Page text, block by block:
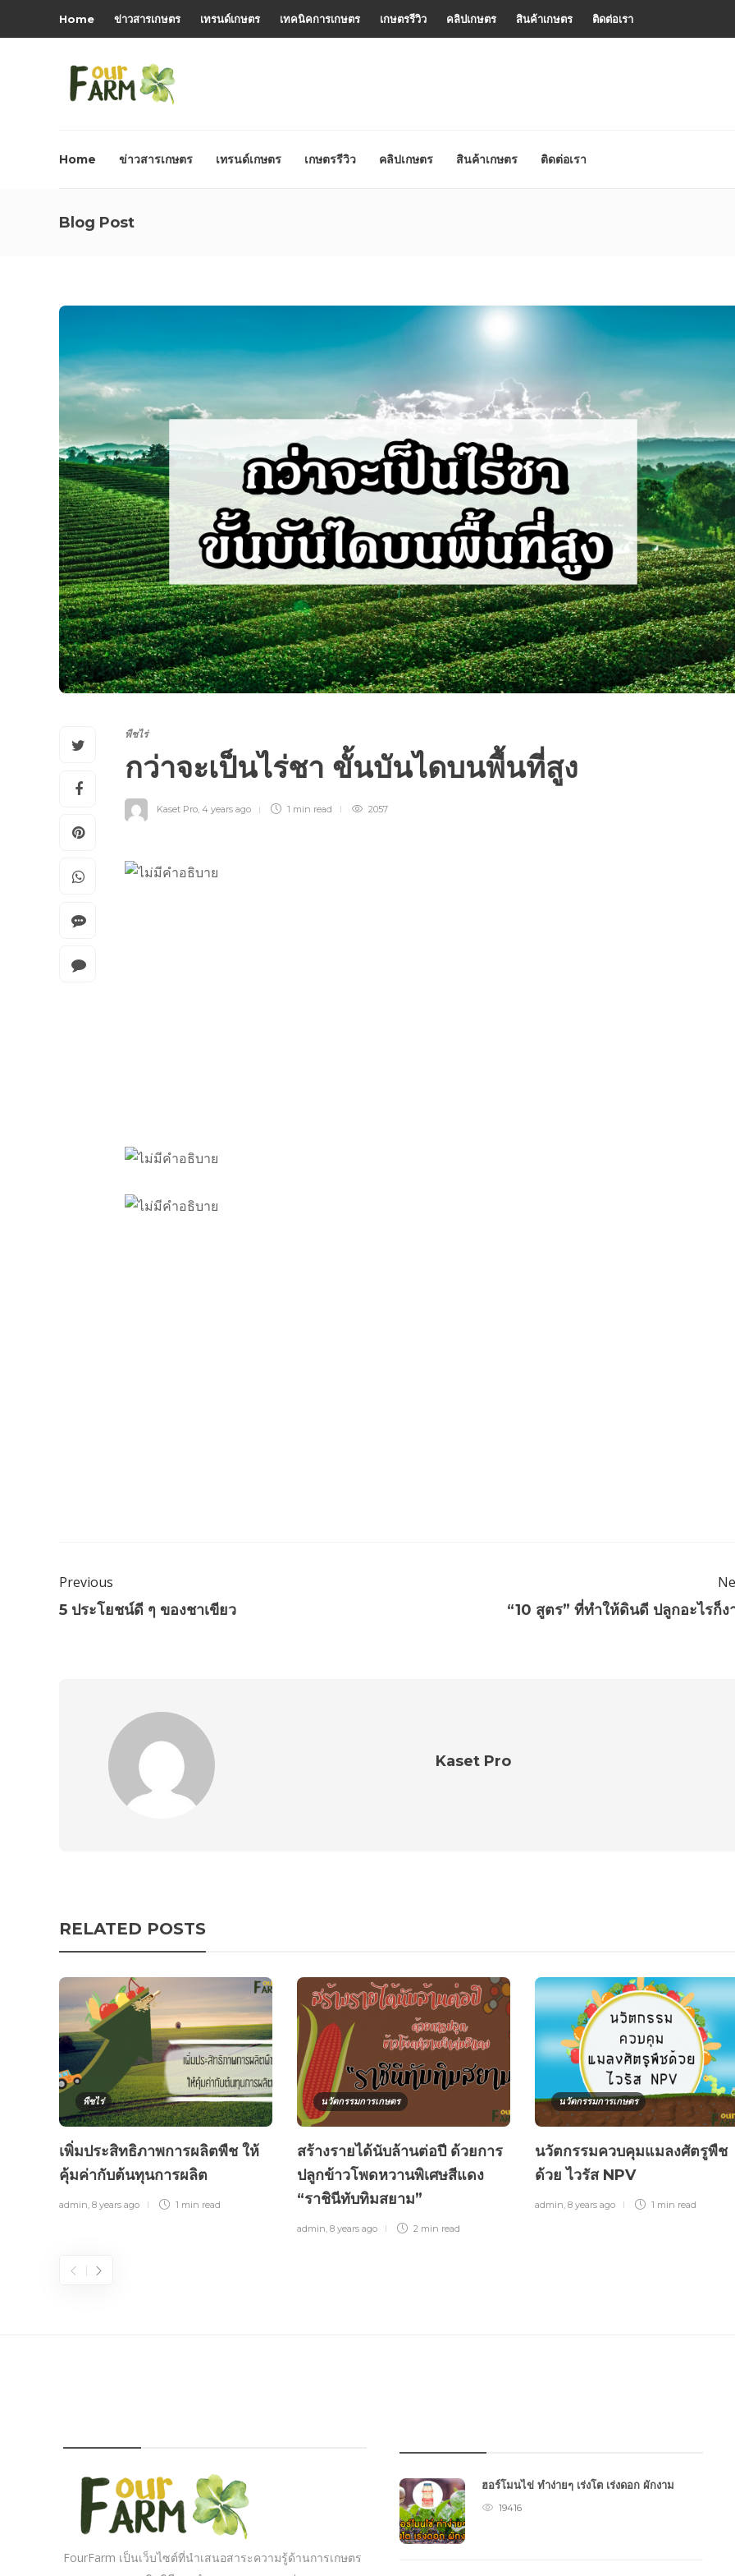
Home ข่าวสารเกษตร เทรนด์เกษตร เทคนิคการเกษตร เกษตรรีวิว คลิปเกษตร สินค้าเกษตร ติดต่อเรา
Home ข่าวสารเกษตร เทรนด์เกษตร เกษตรรีวิว คลิปเกษตร สินค้าเกษตร ติดต่อเรา
Blog Post
พืชไร่
กว่าจะเป็นไร่ชา ขั้นบันไดบนพื้นที่สูง
Kaset Pro, 4 years ago 1 min read 2057
Previous
5 ประโยชน์ดี ๆ ของชาเขียว
“10 สูตร” ที่ทำให้ดินดี ปลูกอะไรก็ง
Kaset Pro
RELATED POSTS
พืชไร่
เพิ่มประสิทธิภาพการผลิตพืช ให้
คุ้มค่ากับต้นทุนการผลิต
admin, 8 years ago 1 min read
นวัตกรรมการเกษตร
สร้างรายได้นับล้านต่อปี ด้วยการ
ปลูกข้าวโพดหวานพิเศษสีแดง
“ราชินีทับทิมสยาม”
admin, 8 years ago 2 min read
นวัตกรรมการเกษตร
นวัตกรรมควบคุมแมลงศัตรูพืช
ด้วย ไวรัส NPV
admin, 8 years ago 1 min read
FourFarm เป็นเว็บไซต์ที่นำเสนอสาระความรู้ด้านการเกษตร
ฮอร์โมนไข่ ทำง่ายๆ เร่งโต เร่งดอก ผักงาม
19416